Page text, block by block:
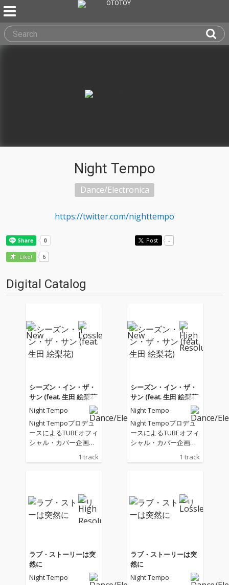
Night Tempo
Dance/Electronica
https://twitter.com/nighttempo
Post -
Like! 6
Digital Catalog
シーズン・イン・ザ・
サン (feat. 生田 絵梨花)
Night Tempo
Night Tempoプロデュ
ースによるTUBEオフィ
シャル・カバー企画の
1 track
シーズン・イン・ザ・
サン (feat. 生田 絵梨花)
Night Tempo
Night Tempoプロデュ
ースによるTUBEオフィ
シャル・カバー企画の
1 track
ラブ・ストーリーは突
然に
Night Tempo
ラブ・ストーリーは突
然に
Night Tempo